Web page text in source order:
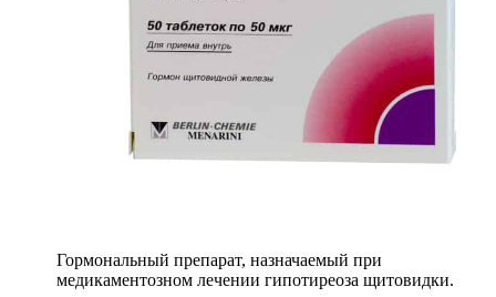
Гормональный препарат, назначаемый при
медикаментозном лечении гипотиреоза щитовидки.